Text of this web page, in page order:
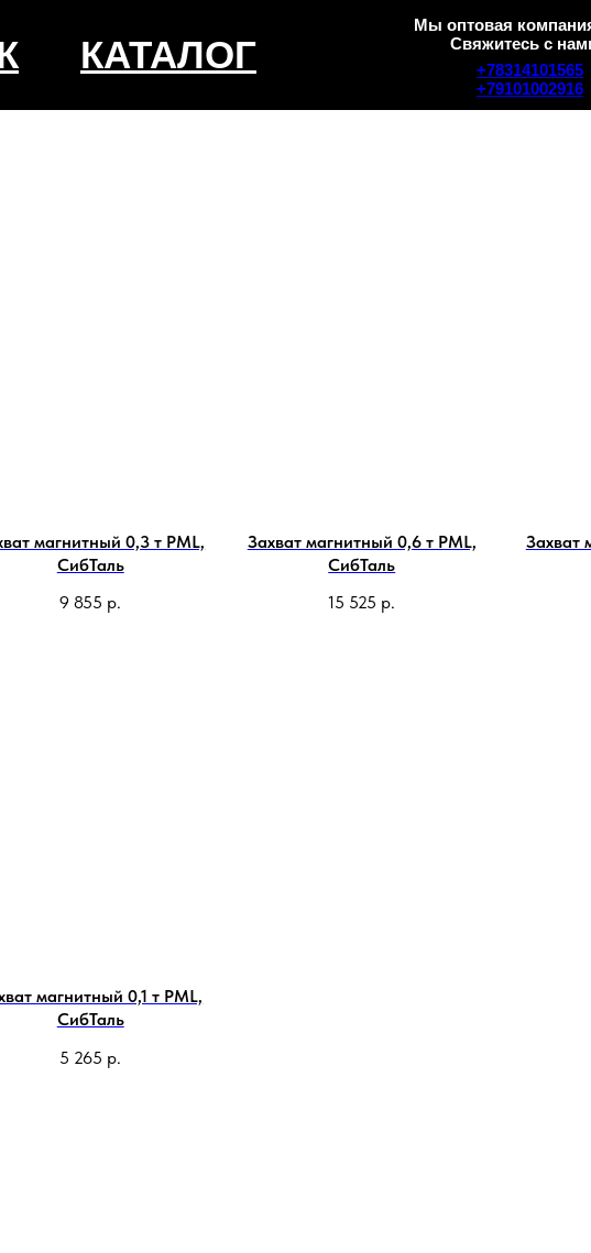
+78314101565
+79101002916
КАТАЛОГ
Мы оптовая
Свяжитесь с
магнитный 0,3 т PML,
СибТаль
9 855 р.
Захват магнитный 0,6 т PML,
СибТаль
15 525 р.
Захват
магнитный 0,1 т PML,
СибТаль
5 265 р.